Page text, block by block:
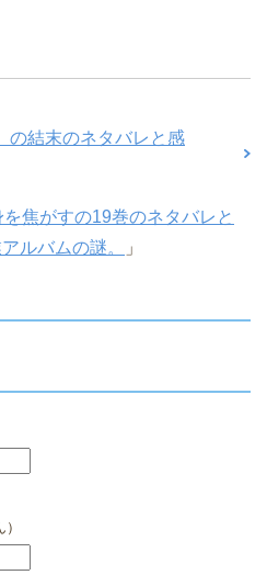
の結末のネタバレと感
焦がすの19巻のネタバレと
ルバムの謎。
」